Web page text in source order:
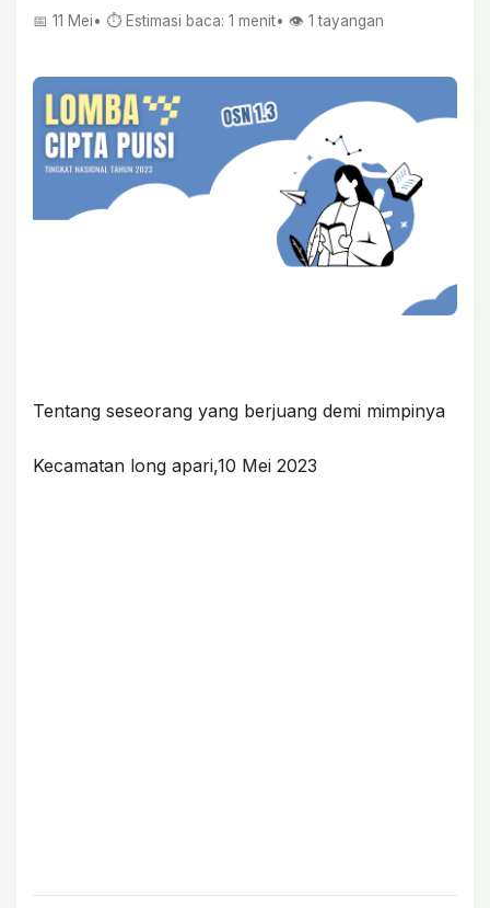
📅 11 Mei• ⏱ Estimasi baca: 1 menit• 👁️ 1 tayangan
Tentang seseorang yang berjuang demi mimpinya
Kecamatan long apari,10 Mei 2023